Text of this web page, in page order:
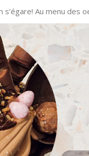
s’égare! Au menu des